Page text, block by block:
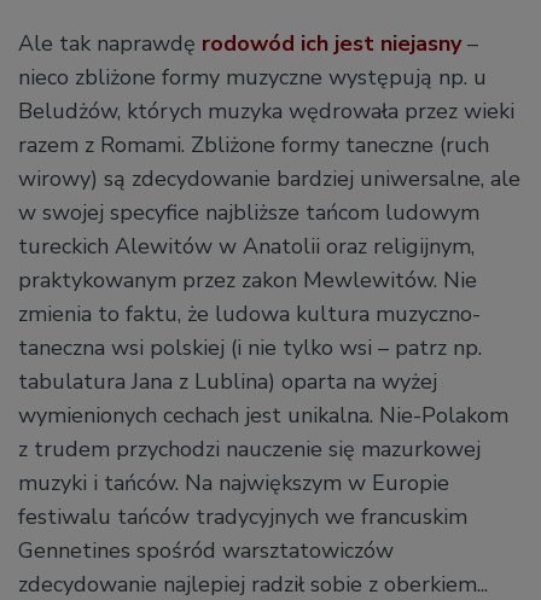
Ale tak naprawdę rodowód ich jest niejasny–
nieco zbliżone formy muzyczne występują np. u
Beludżów, których muzyka wędrowała przez wieki
razem z Romami. Zbliżone formy taneczne (ruch
wirowy) są zdecydowanie bardziej uniwersalne, ale
w swojej specyfice najbliższe tańcom ludowym
tureckich Alewitów w Anatolii oraz religijnym,
praktykowanym przez zakon Mewlewitów. Nie
zmienia to faktu, że ludowa kultura muzyczno-
taneczna wsi polskiej (i nie tylko wsi – patrz np.
tabulatura Jana z Lublina) oparta na wyżej
wymienionych cechach jest unikalna. Nie-Polakom
z trudem przychodzi nauczenie się mazurkowej
muzyki i tańców. Na największym w Europie
festiwalu tańców tradycyjnych we francuskim
Gennetines spośród warsztatowiczów
zdecydowanie najlepiej radził sobie z oberkiem...